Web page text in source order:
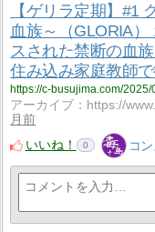
【ゲリラ定期】#1
血族～（GLORIA
スされた禁断の血
住み込み家庭教師で
アーカイブ：https://
月前
いいね！
0 コ